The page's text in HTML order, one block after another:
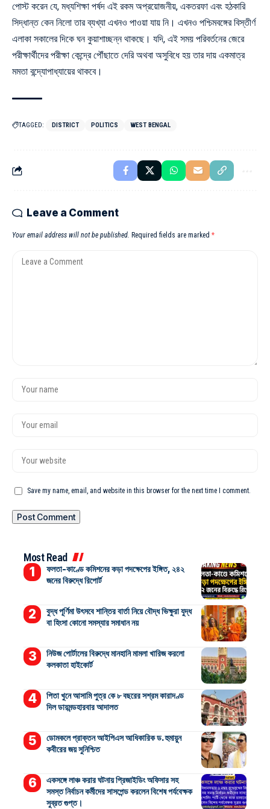
পোস্ট করেন যে, মধ্যশিক্ষা পর্ষদ এই রকম অপ্রয়োজনীয়, একতরফা এবং হঠকারি
সিদ্ধান্ত কেন নিলো তার ব্যখ্যা এখনও পাওয়া যায় নি। এখনও পশ্চিমবঙ্গের বিস্তীর্ণ
এলাকা সকালের দিকে ঘন কুয়াশাচ্ছন্ন থাকছে। যদি, এই সময় পরিবর্তনের জেরে
পরীক্ষার্থীদের পরীক্ষা কেন্দ্রে পৌঁছাতে দেরি অথবা অসুবিধে হয় তার দায় একমাত্র
মমতা বন্দ্যোপাধ্যায়ের থাকবে।
TAGGED: DISTRICT POLITICS WEST BENGAL
Leave a Comment
Your email address will not be published. Required fields are marked *
Save my name, email, and website in this browser for the next time I comment.
Most Read
ফলতা-কাণ্ডে কমিশনের কড়া পদক্ষেপের ইঙ্গিত, ২৪২
জনের বিরুদ্ধে রিপোর্ট
বুদ্ধ পূর্ণিমা উৎসবে শান্তির বার্তা নিয়ে বৌদ্ধ ভিক্ষুরা যুদ্ধ
বা হিংসা কোনো সমস্যার সমাধান নয়
নিউজ পোর্টালের বিরুদ্ধে মানহানি মামলা খারিজ করলো
কলকাতা হাইকোর্ট
পিতা খুনে আসামি পুত্র কে ৮ বছরের সশ্রম কারাদণ্ড
দিল ডায়মন্ডহারবার আদালত
ডোমকলে প্রাক্তন আইপিএস আধিকারিক ড. হুমায়ুন
কবীরের জয় সুনিশ্চিত
একসঙ্গে লাঞ্চ করার ঘটনায় প্রিজাইডিং অফিসার সহ
সমস্ত নির্বাচন কর্মীদের সাসপেন্ড করলেন বিশেষ পর্যবেক্ষক
সুব্রত গুপ্ত।